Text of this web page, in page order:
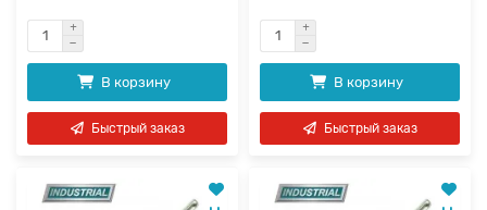
В корзину
Быстрый заказ
В корзину
Быстрый заказ